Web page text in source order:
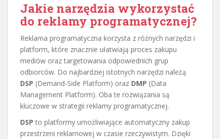
Jakie narzędzia wykorzystać
do reklamy programatycznej?
Reklama programatyczna korzysta z różnych narzędzi i
platform, które znacznie ułatwiają proces zakupu
mediów oraz targetowania odpowiednich grup
odbiorców. Do najbardziej istotnych narzędzi należą
DSP (Demand-Side Platform) oraz DMP (Data
Management Platform). Oba te rozwiązania są
kluczowe w strategii reklamy programatycznej.
DSP to platformy umożliwiające automatyczny zakup
przestrzeni reklamowej w czasie rzeczywistym. Dzięki